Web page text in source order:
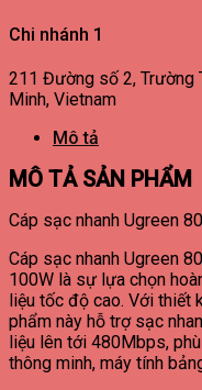
Chi nhánh 1
211 Đường số 2, Trường
Minh, Vietnam
Mô tả
MÔ TẢ SẢN PHẨM
Cáp sạc nhanh Ugreen
Cáp sạc nhanh Ugreen
100W là sự lựa chọn
liệu tốc độ cao. Với thiết
phẩm này hỗ trợ sạc
liệu lên tới 480Mbps,
thông minh, máy tính